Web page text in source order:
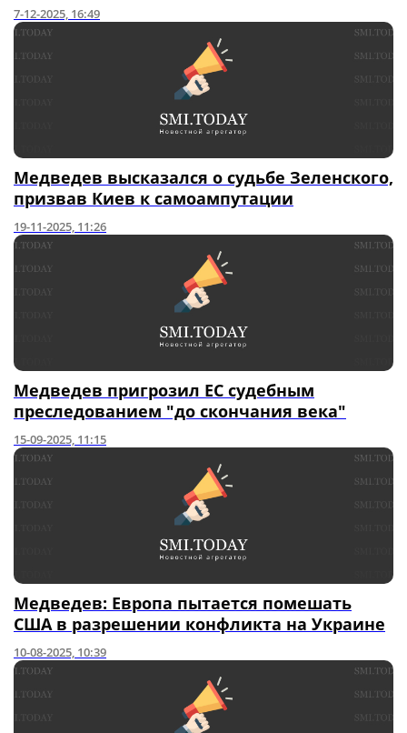
7-12-2025, 16:49
Медведев высказался о судьбе Зеленского,
призвав Киев к самоампутации
19-11-2025, 11:26
Медведев пригрозил ЕС судебным
преследованием "до скончания века"
15-09-2025, 11:15
Медведев: Европа пытается помешать
США в разрешении конфликта на Украине
10-08-2025, 10:39